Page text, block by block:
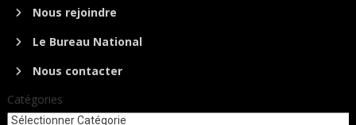
Nous rejoindre
Le Bureau National
Nous contacter
Catégories